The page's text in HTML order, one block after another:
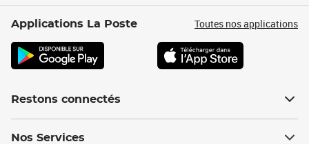
Applications La Poste Toutes nos applications
Restons connectés
Nos Services